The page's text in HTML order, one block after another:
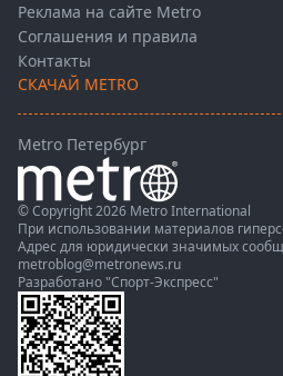
Реклама на сайте Metro
Соглашения и правила
Контакты
СКАЧАЙ METRO
Metro Петербург
© Copyright 2026 Metro International
При использовании материалов
Адрес для юридически значимых
metroblog@metronews.ru
Разработано "Спорт-Экспресс"